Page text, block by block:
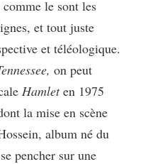
le sont les
et tout juste
et téléologique.
on peut
Hamleten 1975
la mise en scène
album né du
pencher sur une